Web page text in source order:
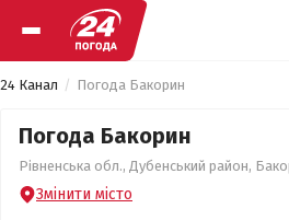
24 Канал Погода Бакорин
Погода Бакорин
Рівненська обл., Дубенський район,
Змінити місто